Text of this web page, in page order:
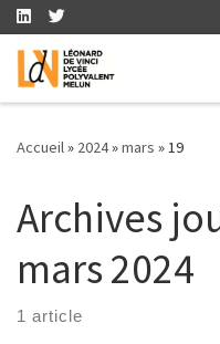
Skip to content
Accueil» 2024»mars »19
Archives
mars 2024
1 article